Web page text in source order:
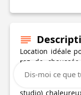
Location idéale
rez de
aménagée.
Le PETIT NID
studio)
Dis-moi ce que